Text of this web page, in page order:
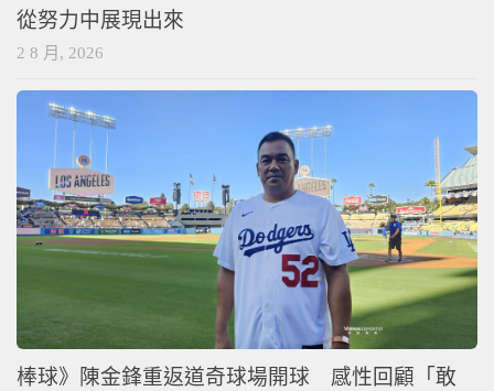
從努力中展現出來
2 8 月, 2026
棒球》陳金鋒重返道奇球場開球 感性回顧「敢